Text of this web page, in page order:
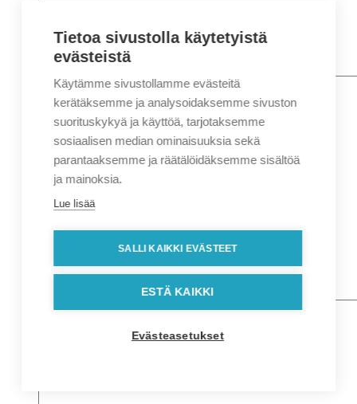
Nimi*
Etunimi
Sukunimi
Sähköposti*
Puhelin*
Osoitetiedot
Lähiosoite
Postinumero
Tietoa sivustolla käytetyistä
evästeistä
Käytämme sivustollamme evästeitä
kerätäksemme ja analysoidaksemme sivuston
suorituskykyä ja käyttöä, tarjotaksemme
sosiaalisen median ominaisuuksia sekä
parantaaksemme ja räätälöidäksemme sisältöä
ja mainoksia.
Lue lisää
SALLI KAIKKI EVÄSTEET
ESTÄ KAIKKI
Evästeasetukset